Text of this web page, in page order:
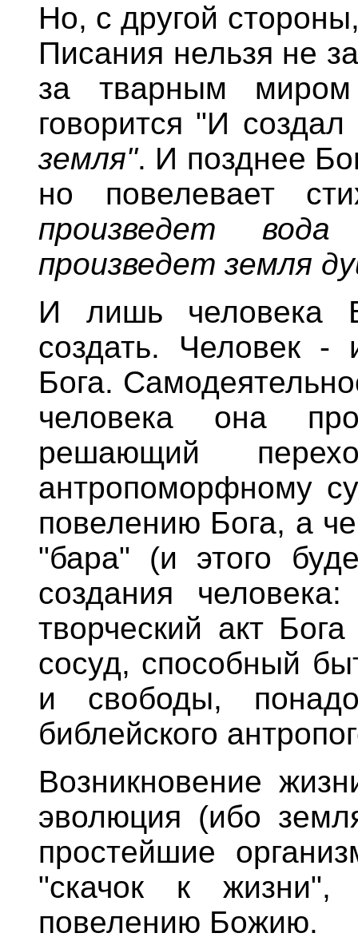
Но, с другой
Писания нельзя не
за тварным миром
говорится "И
земля". И позднее
но повелевает
произведет
произведет земля
И лишь человека
создать. Человек -
Бога.
человека она
решающий
антропоморфному
повелению Бога, а
"бара" (и этого
создания
творческий акт
сосуд, способный
и свободы,
библейского
Возникновение
эволюция (ибо
простейшие
"скачок к жизни",
повелению Божию.